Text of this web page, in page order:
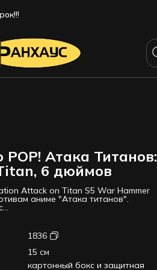
Атака Титанов:
6 дюймов
Attack on Titan S5 War Hammer
аниме "Атака титанов".
лицензированный продукт
ведёт борьбу с титанами —
не обладают особым
и получают от этого
1836
15 см
картонный бокс и защитная